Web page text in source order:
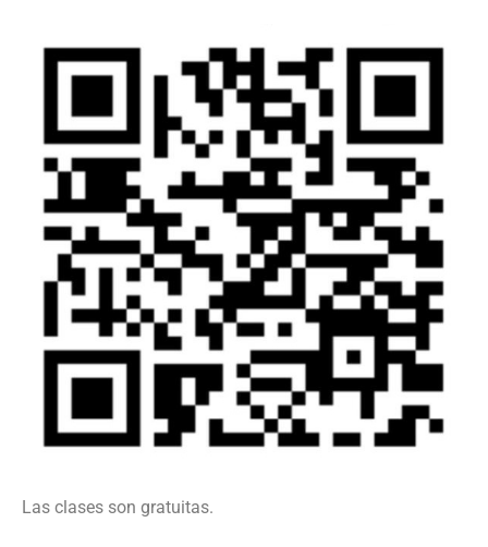
Las clases son gratuitas.